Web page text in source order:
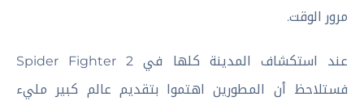
مرور الوقت.
عند استكشاف المدينة كلها في Spider Fighter 2
فستلاحظ أن المطورين اهتموا بتقديم عالم كبير مليء